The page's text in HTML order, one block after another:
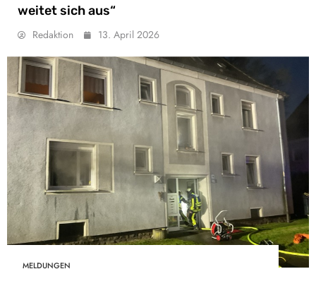
weitet sich aus“
Redaktion 13. April 2026
MELDUNGEN